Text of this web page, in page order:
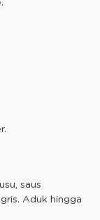
saus
Aduk hingga